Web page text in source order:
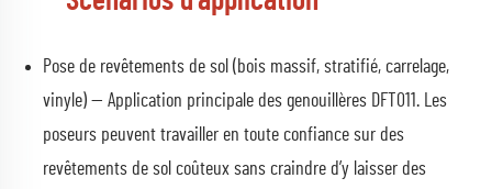
Pose de revêtements de sol (bois massif, stratifié, carrelage,
vinyle) — Application principale des genouillères DFT011. Les
poseurs peuvent travailler en toute confiance sur des
revêtements de sol coûteux sans craindre d’y laisser des